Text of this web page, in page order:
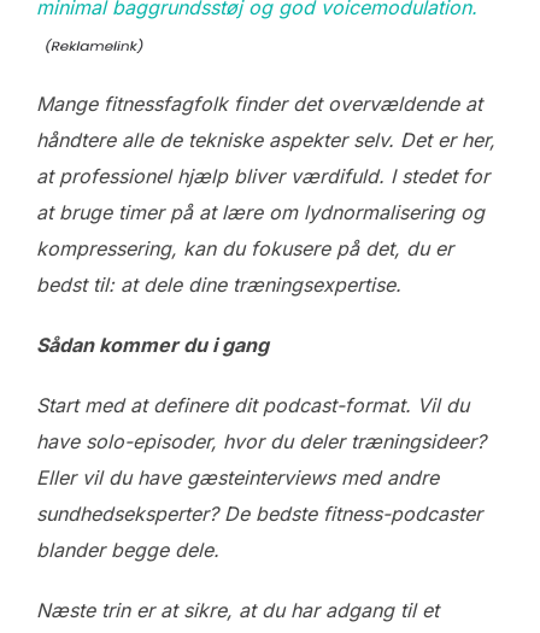
minimal baggrundsstøj og god voicemodulation.
Mange fitnessfagfolk finder det overvældende at
håndtere alle de tekniske aspekter selv. Det er her,
at professionel hjælp bliver værdifuld. I stedet for
at bruge timer på at lære om lydnormalisering og
kompressering, kan du fokusere på det, du er
bedst til: at dele dine træningsexpertise.
Sådan kommer du i gang
Start med at definere dit podcast-format. Vil du
have solo-episoder, hvor du deler træningsideer?
Eller vil du have gæsteinterviews med andre
sundhedseksperter? De bedste fitness-podcaster
blander begge dele.
Næste trin er at sikre, at du har adgang til et